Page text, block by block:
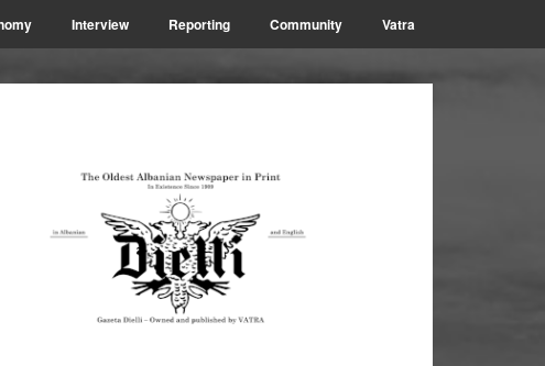
Interview Reporting Community Vatra